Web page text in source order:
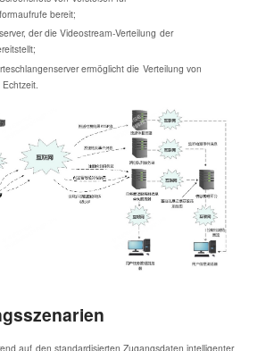
bereit;
der die Videostream-Verteilung der
ermöglicht die Verteilung von
auf den standardisierten Zugangsdaten intelligenter